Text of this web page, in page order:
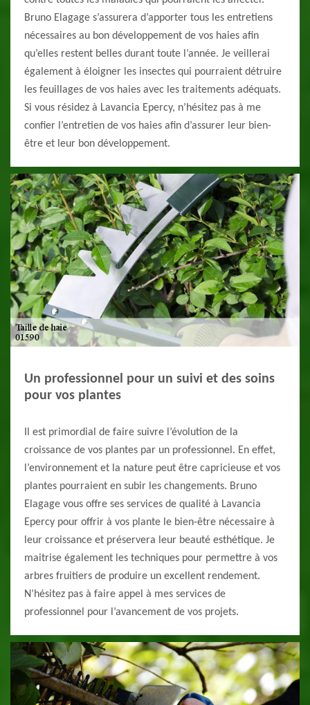
Bruno Elagage s’assurera d’apporter tous les entretiens
nécessaires au bon développement de vos haies afin
qu’elles restent belles durant toute l’année. Je veillerai
également à éloigner les insectes qui pourraient détruire
les feuillages de vos haies avec les traitements adéquats.
Si vous résidez à Lavancia Epercy, n’hésitez pas à me
confier l’entretien de vos haies afin d’assurer leur bien-
être et leur bon développement.
Un professionnel pour un suivi et des soins
pour vos plantes
Il est primordial de faire suivre l’évolution de la
croissance de vos plantes par un professionnel. En effet,
l’environnement et la nature peut être capricieuse et vos
plantes pourraient en subir les changements. Bruno
Elagage vous offre ses services de qualité à Lavancia
Epercy pour offrir à vos plante le bien-être nécessaire à
leur croissance et préservera leur beauté esthétique. Je
maitrise également les techniques pour permettre à vos
arbres fruitiers de produire un excellent rendement.
N’hésitez pas à faire appel à mes services de
professionnel pour l’avancement de vos projets.